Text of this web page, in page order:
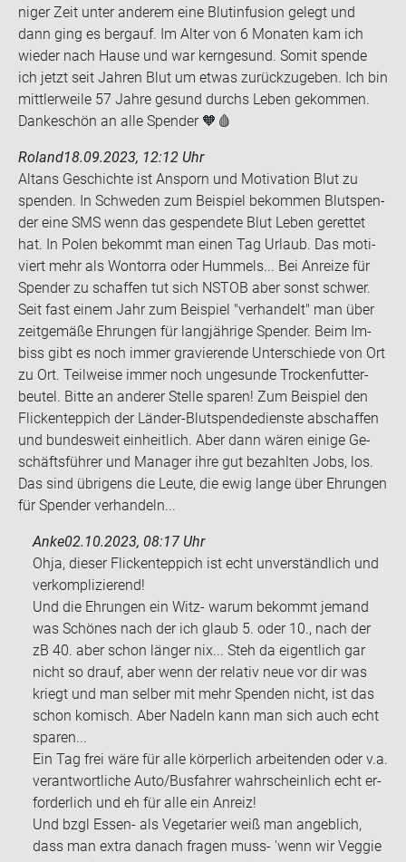
ni­ger Zeit unter an­de­rem eine Blut­in­fu­si­on ge­legt und
dann ging es berg­auf. Im Alter von 6 Mo­na­ten kam ich
wie­der nach Hause und war kern­ge­sund. Somit spen­de
ich jetzt seit Jah­ren Blut um etwas zu­rück­zu­ge­ben. Ich bin
mitt­ler­wei­le 57 Jahre ge­sund durchs Leben ge­kom­men.
Dan­ke­schön an alle Spen­der 🧡🩸
Roland18.09.2023, 12:12 Uhr
Altans Ge­schich­te ist An­sporn und Mo­ti­va­ti­on Blut zu
spen­den. In Schwe­den zum Bei­spiel be­kom­men Blut­spen­
der eine SMS wenn das ge­spen­de­te Blut Leben ge­ret­tet
hat. In Polen be­kommt man einen Tag Ur­laub. Das mo­ti­
viert mehr als Won­tor­ra oder Hum­mels... Bei An­rei­ze für
Spen­der zu schaf­fen tut sich NSTOB aber sonst schwer.
Seit fast einem Jahr zum Bei­spiel "ver­han­delt" man über
zeit­ge­mä­ße Eh­run­gen für lang­jäh­ri­ge Spen­der. Beim Im­
biss gibt es noch immer gra­vie­ren­de Un­ter­schie­de von Ort
zu Ort. Teil­wei­se immer noch un­ge­sun­de Tro­cken­fut­ter­
beu­tel. Bitte an an­de­rer Stel­le spa­ren! Zum Bei­spiel den
Fli­cken­tep­pich der Länder-​Blutspendedienste ab­schaf­fen
und bun­des­weit ein­heit­lich. Aber dann wären ei­ni­ge Ge­
schäfts­füh­rer und Ma­na­ger ihre gut be­zahl­ten Jobs, los.
Das sind üb­ri­gens die Leute, die ewig lange über Eh­run­gen
für Spen­der ver­han­deln...
Anke02.10.2023, 08:17 Uhr
Ohja, die­ser Fli­cken­tep­pich ist echt un­ver­ständ­lich und
ver­kom­pli­zie­rend!
Und die Eh­run­gen ein Witz- warum be­kommt je­mand
was Schö­nes nach der ich glaub 5. oder 10., nach der
zB 40. aber schon län­ger nix... Steh da ei­gent­lich gar
nicht so drauf, aber wenn der re­la­tiv neue vor dir was
kriegt und man sel­ber mit mehr Spen­den nicht, ist das
schon ko­misch. Aber Na­deln kann man sich auch echt
spa­ren...
Ein Tag frei wäre für alle kör­per­lich ar­bei­ten­den oder v.a.
ver­ant­wort­li­che Auto/Bus­fah­rer wahr­schein­lich echt er­
for­der­lich und eh für alle ein An­reiz!
Und bzgl Essen-​ als Ve­ge­ta­ri­er weiß man an­geb­lich,
dass man extra da­nach fra­gen muss- 'wenn wir Ve­g­gie